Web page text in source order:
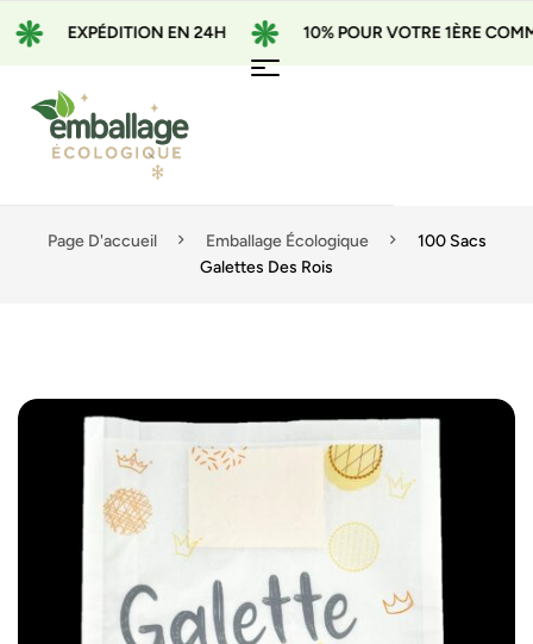
EXPÉDITION EN 24H 10% POUR VOTRE 1ÈRE
Page D'accueil Emballage Écologique
100 Sacs
Galettes Des Rois